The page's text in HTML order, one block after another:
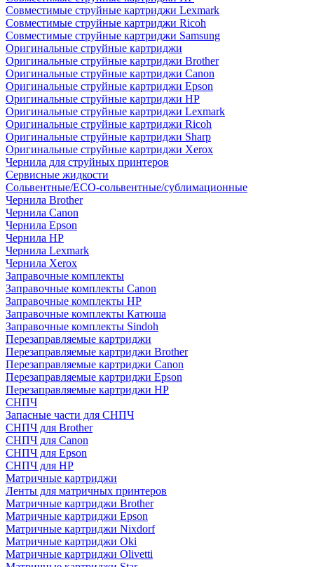
Совместимые струйные картриджи Lexmark
Совместимые струйные картриджи Ricoh
Совместимые струйные картриджи Samsung
Оригинальные струйные картриджи
Оригинальные струйные картриджи Brother
Оригинальные струйные картриджи Canon
Оригинальные струйные картриджи Epson
Оригинальные струйные картриджи HP
Оригинальные струйные картриджи Lexmark
Оригинальные струйные картриджи Ricoh
Оригинальные струйные картриджи Sharp
Оригинальные струйные картриджи Xerox
Чернила для струйных принтеров
Сервисные жидкости
Сольвентные/ECO-сольвентные/сублимационные
Чернила Brother
Чернила Canon
Чернила Epson
Чернила HP
Чернила Lexmark
Чернила Xerox
Заправочные комплекты
Заправочные комплекты Canon
Заправочные комплекты HP
Заправочные комплекты Катюша
Заправочные комплекты Sindoh
Перезаправляемые картриджи
Перезаправляемые картриджи Brother
Перезаправляемые картриджи Canon
Перезаправляемые картриджи Epson
Перезаправляемые картриджи HP
СНПЧ
Запасные части для СНПЧ
СНПЧ для Brother
СНПЧ для Canon
СНПЧ для Epson
СНПЧ для HP
Матричные картриджи
Ленты для матричных принтеров
Матричные картриджи Brother
Матричные картриджи Epson
Матричные картриджи Nixdorf
Матричные картриджи Oki
Матричные картриджи Olivetti